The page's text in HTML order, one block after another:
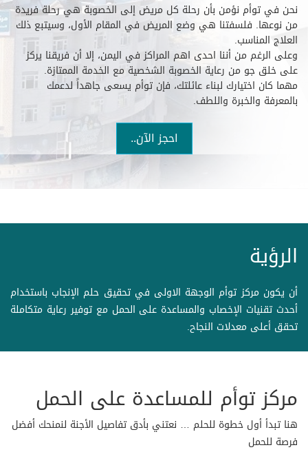
نحن في توأم نؤمن بأن رحلة كل مريض إلى الخصوبة هي رحلة فريدة
من نوعها. فلسفتنا هي وضع المريض في المقام الأول، وسيتبع ذلك
العلاج المناسب.
وعلى الرغم من أننا احدى اهم المراكز في اليمن، إلا أن فريقنا يركز
على خلق جو من رعاية الخصوبة الشخصية مع الخدمة الممتازة.
مهما كان اختيارك لبناء عائلتك، فإن توأم يسعى جاهداً لدعمك
بالمعرفة والخبرة واللطف.
احجز الآن..
الرؤية
أن يكون مركز توأم الوجهة الاولى في تحقيق حلم الإنجاب باستخدام
أحدث تقنيات الإخصاب والمساعدة على الحمل مع توفير رعاية متكاملة
تحقق أعلى معدلات النجاح.
مركز توأم للمساعدة على الحمل
هنا تبدأ أول خطوة للحلم … نعتني بأدق تفاصيل الأجنة لنمنحك أفضل
فرصة للحمل